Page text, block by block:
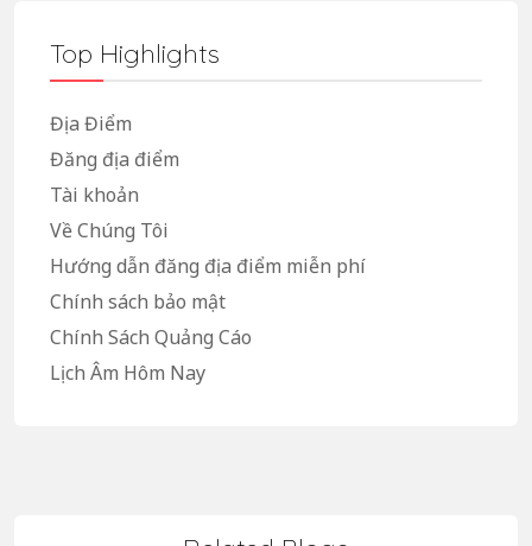
Top Highlights
Địa Điểm
Đăng địa điểm
Tài khoản
Về Chúng Tôi
Hướng dẫn đăng địa điểm miễn phí
Chính sách bảo mật
Chính Sách Quảng Cáo
Lịch Âm Hôm Nay